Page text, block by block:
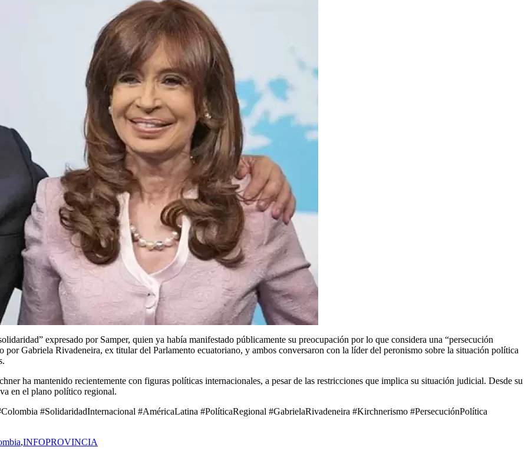
expresado por Samper, quien ya había manifestado públicamente su preocupación por lo que considera una “persecución
Gabriela Rivadeneira, ex titular del Parlamento ecuatoriano, y ambos conversaron con la líder del peronismo sobre la situación política
ha mantenido recientemente con figuras políticas internacionales, a pesar de las restricciones que implica su situación judicial. Desde su
en el plano político regional.
#SolidaridadInternacional #AméricaLatina #PolíticaRegional #GabrielaRivadeneira #Kirchnerismo #PersecuciónPolítica
,INFOPROVINCIA